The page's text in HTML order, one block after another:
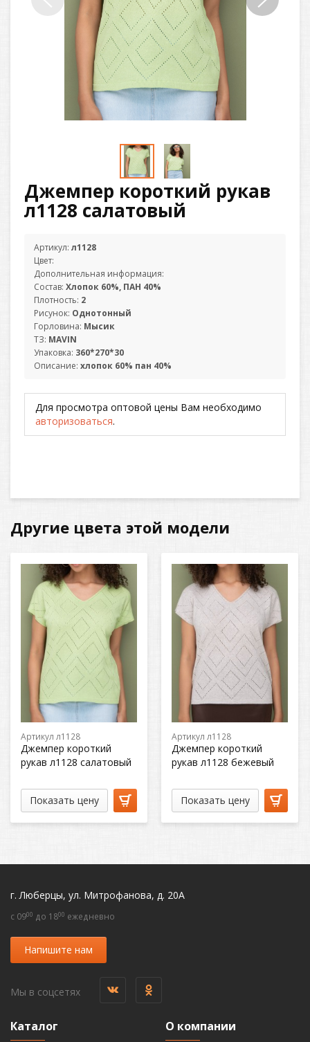
Джемпер короткий рукав
л1128 салатовый
Артикул: л1128
Цвет:
Дополнительная информация:
Состав: Хлопок 60%, ПАН 40%
Плотность: 2
Рисунок: Однотонный
Горловина: Мысик
ТЗ: MAVIN
Упаковка: 360*270*30
Описание: хлопок 60% пан 40%
Для просмотра оптовой цены Вам необходимо
авторизоваться.
Другие цвета этой модели
Артикул л1128
Джемпер короткий
рукав л1128 салатовый
Показать цену
Артикул л1128
Джемпер короткий
рукав л1128 бежевый
Показать цену
г. Люберцы, ул. Митрофанова, д. 20А
c 0900 до 1800 ежедневно
Напишите нам
Мы в соцсетях
Каталог О компании